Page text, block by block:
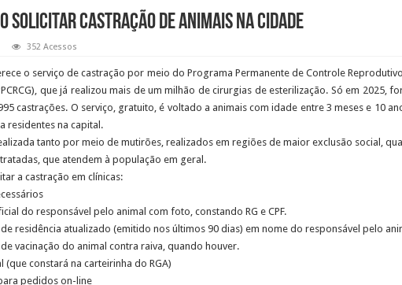
solicitar castração de animais na cidade
352 Acessos
o serviço de castração por meio do Programa Permanente de Controle
que já realizou mais de um milhão de cirurgias de esterilização. Só em 2025,
castrações. O serviço, gratuito, é voltado a animais com idade entre 3 meses e 10
residentes na capital.
tanto por meio de mutirões, realizados em regiões de maior exclusão social,
que atendem à população em geral.
a castração em clínicas:
do responsável pelo animal com foto, constando RG e CPF.
residência atualizado (emitido nos últimos 90 dias) em nome do responsável pelo
vacinação do animal contra raiva, quando houver.
(que constará na carteirinha do RGA)
pedidos on-line